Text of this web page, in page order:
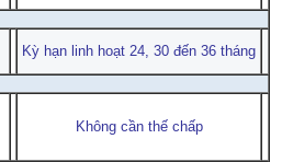
Kỳ hạn linh hoạt 24, 30 đến 36 tháng
Không cần thế chấp